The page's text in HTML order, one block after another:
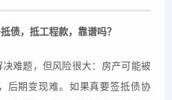
债，抵工程款，靠谱吗？
难题，但风险很大：房产可能被
后期变现难。如果真要签抵债协